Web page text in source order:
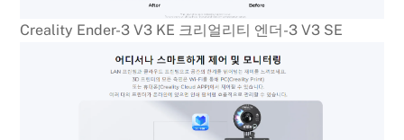
Creality Ender-3 V3 KE 크리얼리티 엔더-3 V3 SE